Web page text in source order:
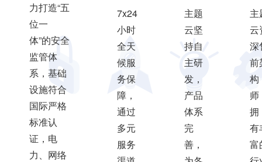
力打造“五
位一
体”的安全
监管体
系，基础
设施符合
国际严格
标准认
证，电
力、网络
7x24
小时
全天
候服
务保
障，
通过
多元
服务
主题
云坚
持自
主研
发，
产品
体系
完
善，
主
云
深
前
构
师
拥
有
富